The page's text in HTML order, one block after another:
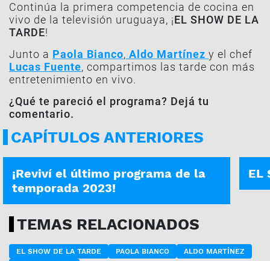
Continúa la primera competencia de cocina en
vivo de la televisión uruguaya, ¡EL SHOW DE LA
TARDE!
Junto a Paola Bianco, Aldo Martínez y el chef
Lucas Fuente, compartimos las tarde con más
entretenimiento en vivo.
¿Qué te pareció el programa? Dejá tu
comentario.
CAPÍTULOS ANTERIORES
EL SHOW DE LA TARDE | 29-09-2023
¡Reviví el último programa de la
temporada 2023!
EL
TEMAS RELACIONADOS
EL SHOW DE LA TARDE PAOLA BIANCO
ALDO MARTÍNEZ